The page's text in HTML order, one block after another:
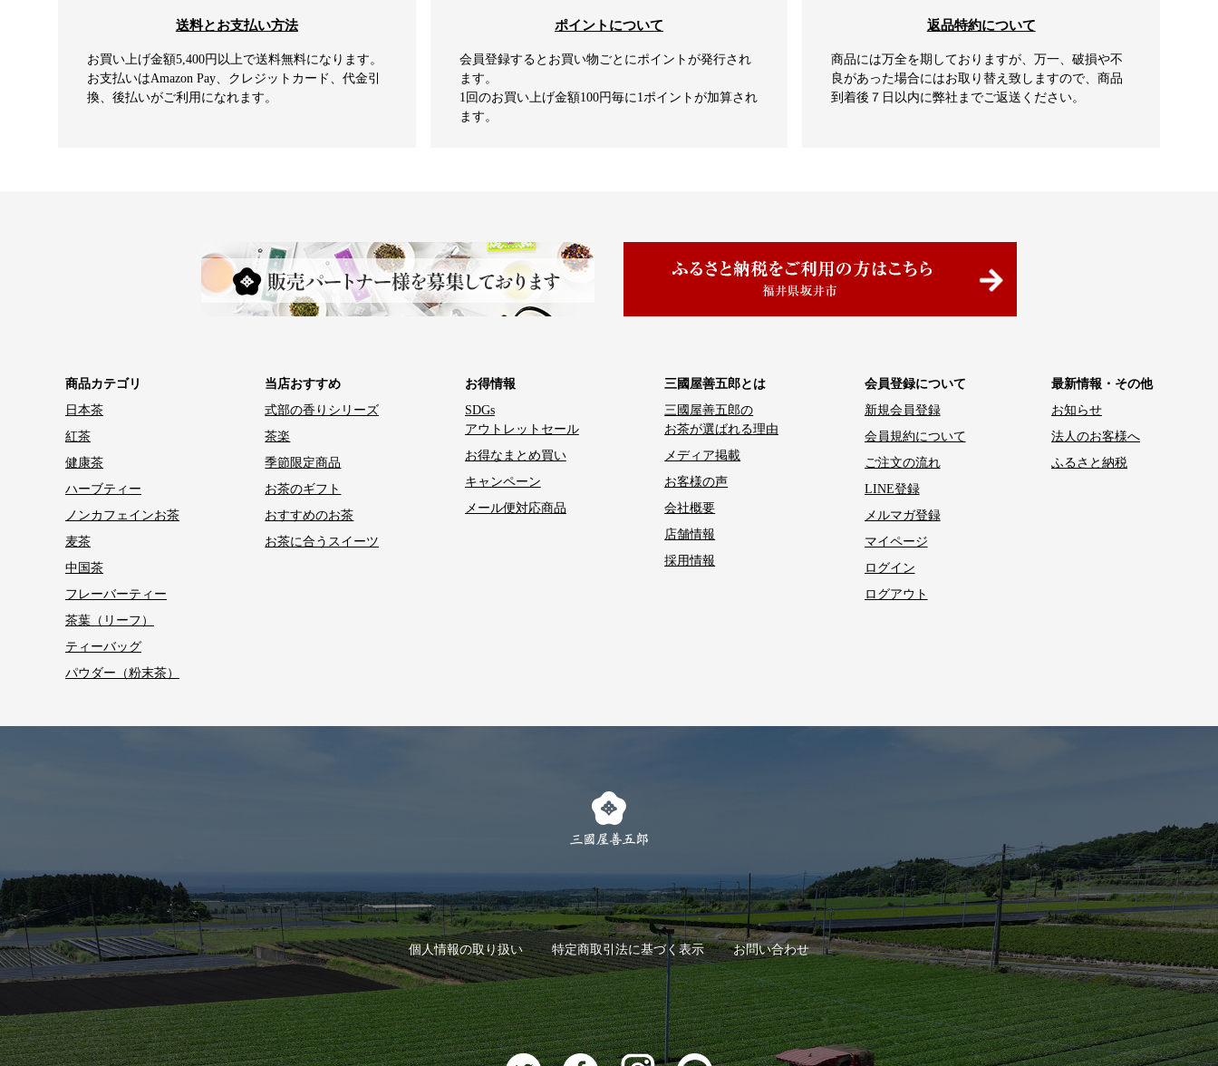
送料とお支払い方法
お買い上げ金額5,400円以上で送料無料になります。
お支払いはAmazon Pay、クレジットカード、代金引
換、後払いがご利用になれます。
ポイントについて
会員登録するとお買い物ごとにポイントが発行され
ます。
1回のお買い上げ金額100円毎に1ポイントが加算され
ます。
返品特約について
商品には万全を期しておりますが、万一、破損や不
良があった場合にはお取り替え致しますので、商品
到着後７日以内に弊社までご返送ください。
商品カテゴリ
日本茶
紅茶
健康茶
ハーブティー
ノンカフェインお茶
麦茶
中国茶
フレーバーティー
茶葉（リーフ）
ティーバッグ
パウダー（粉末茶）
当店おすすめ
式部の香りシリーズ
茶楽
季節限定商品
お茶のギフト
おすすめのお茶
お茶に合うスイーツ
お得情報
SDGs
アウトレットセール
お得なまとめ買い
キャンペーン
メール便対応商品
三國屋善五郎とは
三國屋善五郎の
お茶が選ばれる理由
メディア掲載
お客様の声
会社概要
店舗情報
採用情報
会員登録について
新規会員登録
会員規約について
ご注文の流れ
LINE登録
メルマガ登録
マイページ
ログイン
ログアウト
最新情報・その他
お知らせ
法人のお客様へ
ふるさと納税
個人情報の取り扱い 特定商取引法に基づく表示 お問い合わせ